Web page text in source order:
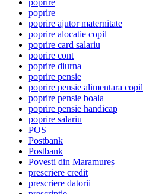
poprire
poprire
poprire ajutor maternitate
poprire alocatie copil
poprire card salariu
poprire cont
poprire diurna
poprire pensie
poprire pensie alimentara copil
poprire pensie boala
poprire pensie handicap
poprire salariu
POS
Postbank
Postbank
Povesti din Maramureș
prescriere credit
prescriere datorii